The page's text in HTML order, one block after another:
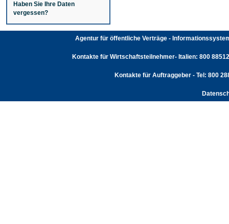
Haben Sie Ihre Daten
vergessen?
Agentur für öffentliche Verträge -
Kontakte für Wirtschaftsteilnehmer- Italien: 800
Kontakte für Auftraggeber - Tel: 800